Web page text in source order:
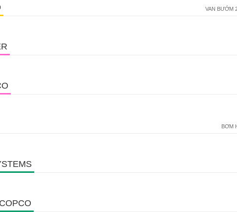
VAN BƯỚM
BƠM